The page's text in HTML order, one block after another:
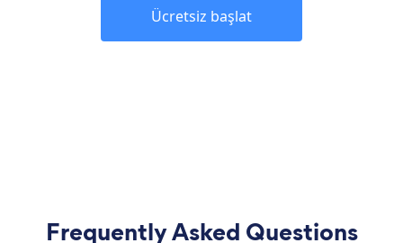
Ücretsiz başlat
Frequently Asked Questions